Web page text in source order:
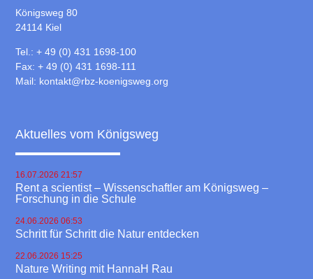
Königsweg 80
24114 Kiel
Tel.: + 49 (0) 431 1698-100
Fax: + 49 (0) 431 1698-111
Mail: kontakt@rbz-koenigsweg.org
Aktuelles vom Königsweg
16.07.2026 21:57
Rent a scientist – Wissenschaftler am Königsweg –
Forschung in die Schule
24.06.2026 06:53
Schritt für Schritt die Natur entdecken
22.06.2026 15:25
Nature Writing mit HannaH Rau